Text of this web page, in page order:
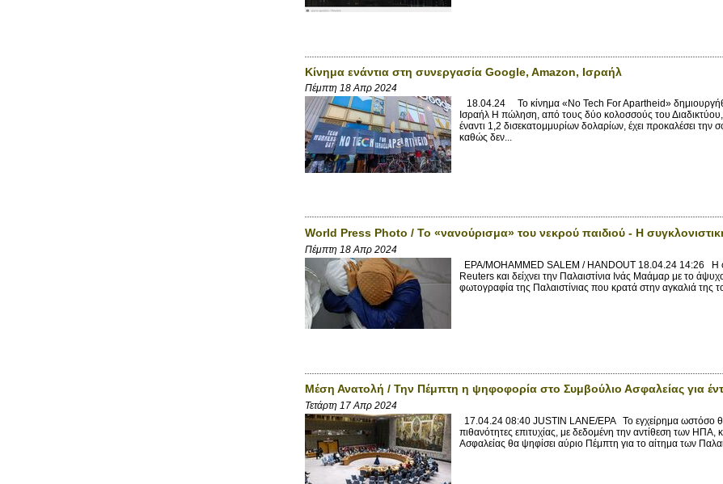
Κίνημα ενάντια στη συνεργασία Google, Amazon, Ισραήλ
Πέμπτη 18 Απρ 2024
18.04.24 Το κίνημα «No Tech For Apartheid»
Ισραήλ Η πώληση, από τους δύο κολοσσούς του
έναντι 1,2 δισεκατομμυρίων δολαρίων, έχει προκαλέσει
καθώς δεν...
World Press Photo / Το «νανούρισμα» του νεκρού παιδιού - Η
Πέμπτη 18 Απρ 2024
EPA/MOHAMMED SALEM / HANDOUT 18.04.24 14:26 Η
Reuters και δείχνει την Παλαιστίνια Ινάς Μαάμαρ με το
φωτογραφία της Παλαιστίνιας που κρατά στην αγκαλιά
Μέση Ανατολή / Την Πέμπτη η ψηφοφορία στο Συμβούλιο Ασφαλείας για
Τετάρτη 17 Απρ 2024
17.04.24 08:40 JUSTIN LANE/EPA Το εγχείρημα ωστόσο
πιθανότητες επιτυχίας, με δεδομένη την αντίθεση των
Ασφαλείας θα ψηφίσει αύριο Πέμπτη για το αίτημα των